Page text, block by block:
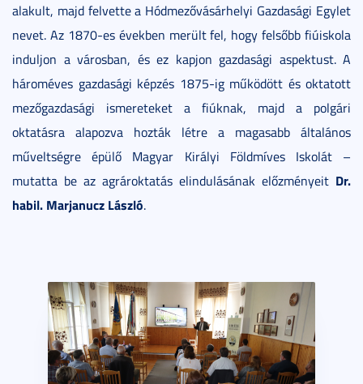
alakult, majd felvette a Hódmezővásárhelyi Gazdasági Egylet
nevet. Az 1870-es években merült fel, hogy felsőbb fiúiskola
induljon a városban, és ez kapjon gazdasági aspektust. A
hároméves gazdasági képzés 1875-ig működött és oktatott
mezőgazdasági ismereteket a fiúknak, majd a polgári
oktatásra alapozva hozták létre a magasabb általános
műveltségre épülő Magyar Királyi Földmíves Iskolát –
mutatta be az agrároktatás elindulásának előzményeit Dr.
habil. Marjanucz László.